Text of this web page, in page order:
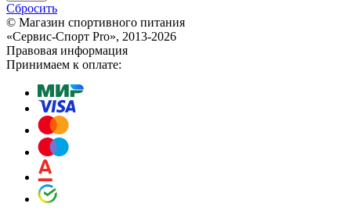
Сбросить
© Магазин спортивного питания
«Сервис-Спорт Pro», 2013-2026
Правовая информация
Принимаем к оплате: